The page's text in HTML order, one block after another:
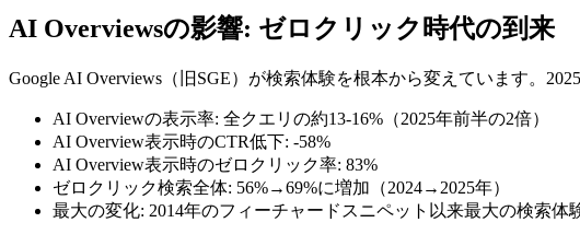
AI Overviewsの影響: ゼロクリック時代の到来
Google AI Overviews（旧SGE）が検索体験を根本から変えています。
AI Overviewの表示率: 全クエリの約13-16%（2025年前半の2倍）
AI Overview表示時のCTR低下: -58%
AI Overview表示時のゼロクリック率: 83%
ゼロクリック検索全体: 56%→69%に増加（2024→2025年）
最大の変化: 2014年のフィーチャードスニペット以来最大の検索体